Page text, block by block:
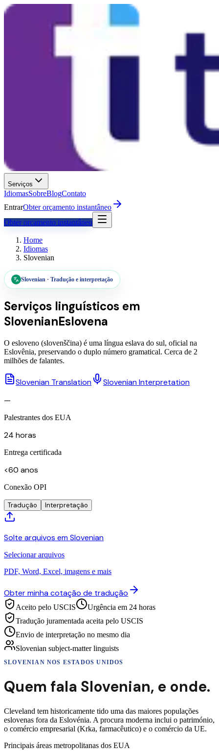
Serviços
IdiomasSobreBlogContato
EntrarObter orçamento instantâneo
Obter orçamento instantâneo
Home
Idiomas
Slovenian
Slovenian · Tradução e interpretação
Serviços linguísticos em
SlovenianEslovena
O esloveno (slovenščina) é uma língua eslava do sul, oficial na
Eslovênia, preservando o duplo número gramatical. Cerca de 2
milhões de falantes.
Slovenian Translation
Slovenian Interpretation
—
Palestrantes dos EUA
24 horas
Entrega certificada
<60 anos
Conexão OPI
Tradução Interpretação
Solte arquivos em Slovenian
Selecionar arquivos
PDF, Word, Excel, imagens e mais
Obter minha cotação de tradução
Aceito pelo USCIS
Urgência em 24 horas
Tradução juramentada aceita pelo USCIS
Envio de interpretação no mesmo dia
Slovenian subject-matter linguists
SLOVENIAN NOS ESTADOS UNIDOS
Quem fala Slovenian, e onde.
Cleveland tem historicamente tido uma das maiores populações
eslovenas fora da Eslovénia. A procura moderna inclui o património,
o comércio empresarial (Krka, farmacêutico) e o comércio da UE.
Principais áreas metropolitanas dos EUA